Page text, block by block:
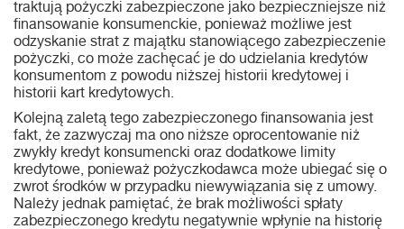
traktują pożyczki zabezpieczone jako bezpieczniejsze niż
finansowanie konsumenckie, ponieważ możliwe jest
odzyskanie strat z majątku stanowiącego zabezpieczenie
pożyczki, co może zachęcać je do udzielania kredytów
konsumentom z powodu niższej historii kredytowej i
historii kart kredytowych.
Kolejną zaletą tego zabezpieczonego finansowania jest
fakt, że zazwyczaj ma ono niższe oprocentowanie niż
zwykły kredyt konsumencki oraz dodatkowe limity
kredytowe, ponieważ pożyczkodawca może ubiegać się o
zwrot środków w przypadku niewywiązania się z umowy.
Należy jednak pamiętać, że brak możliwości spłaty
zabezpieczonego kredytu negatywnie wpłynie na historię